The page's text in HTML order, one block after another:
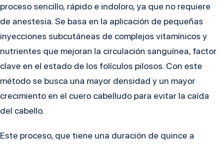
proceso sencillo, rápido e indoloro, ya que no requiere
de anestesia. Se basa en la aplicación de pequeñas
inyecciones subcutáneas de complejos vitamínicos y
nutrientes que mejoran la circulación sanguínea, factor
clave en el estado de los folículos pilosos. Con este
método se busca una mayor densidad y un mayor
crecimiento en el cuero cabelludo para evitar la caída
del cabello.
Este proceso, que tiene una duración de quince a